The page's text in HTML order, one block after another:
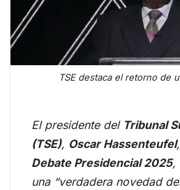
TSE destaca el retorno de
El presidente del Tribunal
(TSE), Oscar Hassenteufel
Debate Presidencial 2025,
una “verdadera novedad